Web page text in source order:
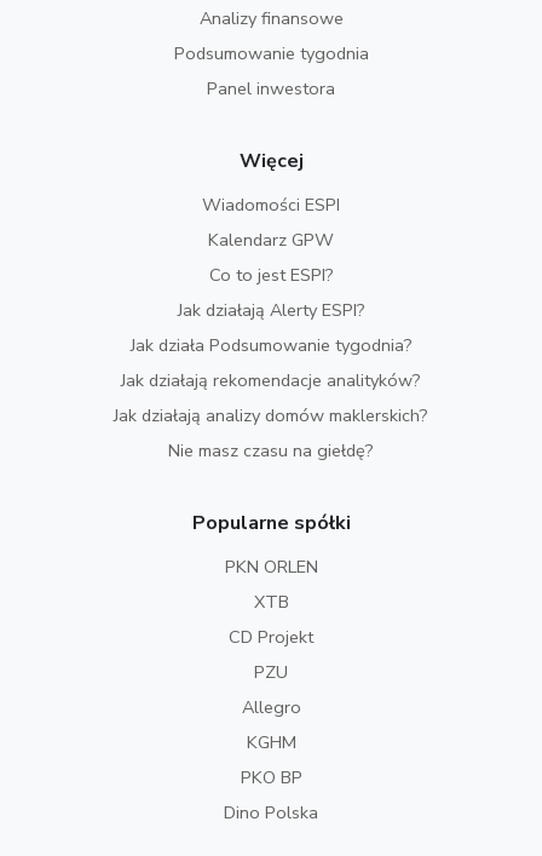
Analizy finansowe
Podsumowanie tygodnia
Panel inwestora
Więcej
Wiadomości ESPI
Kalendarz GPW
Co to jest ESPI?
Jak działają Alerty ESPI?
Jak działa Podsumowanie tygodnia?
Jak działają rekomendacje analityków?
Jak działają analizy domów maklerskich?
Nie masz czasu na giełdę?
Popularne spółki
PKN ORLEN
XTB
CD Projekt
PZU
Allegro
KGHM
PKO BP
Dino Polska